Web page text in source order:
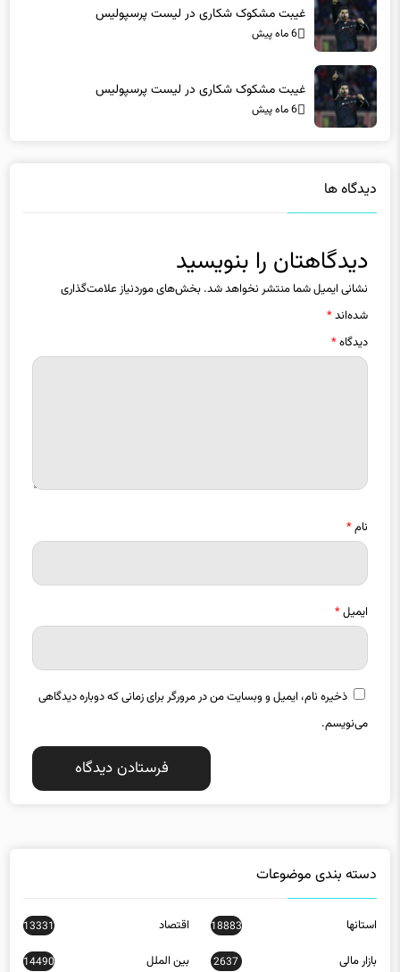
غیبت مشکوک شکاری در لیست پرسپولیس
6 ماه پیش
غیبت مشکوک شکاری در لیست پرسپولیس
6 ماه پیش
دیدگاه ها
دیدگاهتان را بنویسید
نشانی ایمیل شما منتشر نخواهد شد. بخش‌های موردنیاز علامت‌گذاری
شده‌اند*
دیدگاه*
نام*
ایمیل*
ذخیره نام، ایمیل و وبسایت من در مرورگر برای زمانی که دوباره دیدگاهی
می‌نویسم.
دسته بندی موضوعات
استانها 18883 اقتصاد 13331
بازار مالی 2637 بین الملل 14490